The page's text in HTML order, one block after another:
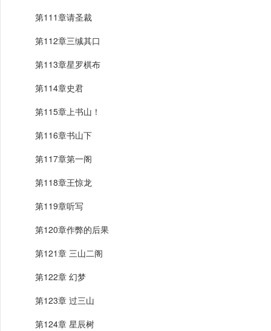
第111章请圣裁
第112章三缄其口
第113章星罗棋布
第114章史君
第115章上书山！
第116章书山下
第117章第一阁
第118章王惊龙
第119章听写
第120章作弊的后果
第121章 三山二阁
第122章 幻梦
第123章 过三山
第124章 星辰树